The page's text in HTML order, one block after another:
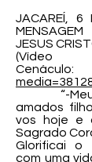
JACAREÍ, 6
JESUS
“-Meus
amados
vos hoje e
Sagrado
Glorificai o
com uma